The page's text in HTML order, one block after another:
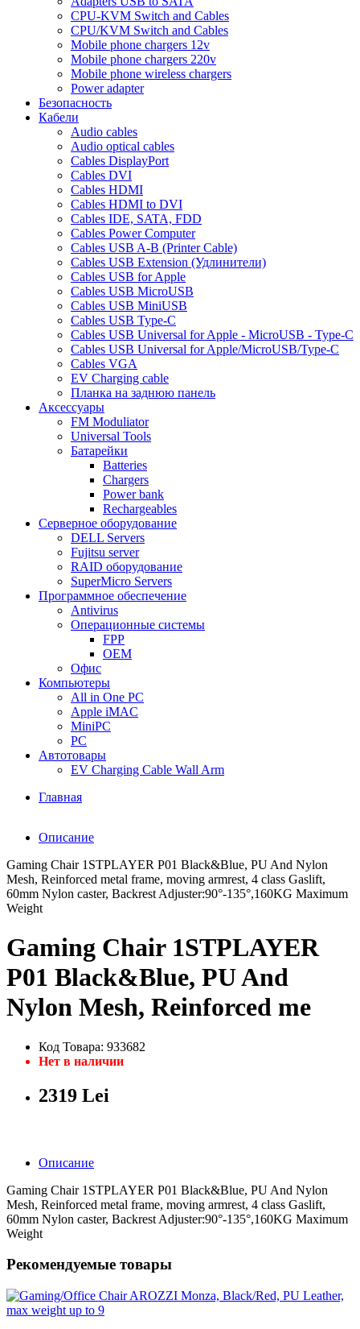
CPU-KVM Switch and Cables
CPU/KVM Switch and Cables
Mobile phone chargers 12v
Mobile phone chargers 220v
Mobile phone wireless chargers
Power adapter
Безопасность
Кабели
Audio cables
Audio optical cables
Cables DisplayPort
Cables DVI
Cables HDMI
Cables HDMI to DVI
Cables IDE, SATA, FDD
Cables Power Computer
Cables USB A-B (Printer Cable)
Cables USB Extension (Удлинители)
Cables USB for Apple
Cables USB MicroUSB
Cables USB MiniUSB
Cables USB Type-C
Cables USB Universal for Apple - MicroUSB - Type-C
Cables USB Universal for Apple/MicroUSB/Type-C
Cables VGA
EV Charging cable
Планка на заднюю панель
Аксессуары
FM Moduliator
Universal Tools
Батарейки
Batteries
Chargers
Power bank
Rechargeables
Серверное оборудование
DELL Servers
Fujitsu server
RAID оборудование
SuperMicro Servers
Программное обеспечение
Antivirus
Операционные системы
FPP
OEM
Офис
Компьютеры
All in One PC
Apple iMAC
MiniPC
PC
Автотовары
EV Charging Cable Wall Arm
Главная
Описание
Gaming Chair 1STPLAYER P01 Black&Blue, PU And Nylon
Mesh, Reinforced metal frame, moving armrest, 4 class Gaslift,
60mm Nylon caster, Backrest Adjuster:90°-135°,160KG Maximum
Weight
Gaming Chair 1STPLAYER
P01 Black&Blue, PU And
Nylon Mesh, Reinforced me
Код Товара: 933682
Нет в наличии
2319 Lei
Описание
Gaming Chair 1STPLAYER P01 Black&Blue, PU And Nylon
Mesh, Reinforced metal frame, moving armrest, 4 class Gaslift,
60mm Nylon caster, Backrest Adjuster:90°-135°,160KG Maximum
Weight
Рекомендуемые товары